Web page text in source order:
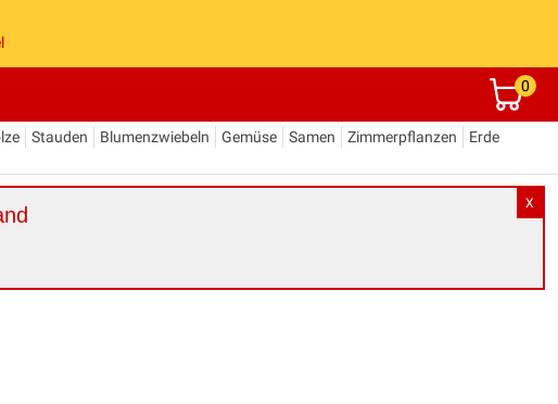
0
Stauden Blumenzwiebeln Gemüse Samen Zimmerpflanzen
Erde
X